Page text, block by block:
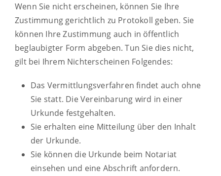
Wenn Sie nicht erscheinen, können Sie Ihre
Zustimmung gerichtlich zu Protokoll geben. Sie
können Ihre Zustimmung auch in öffentlich
beglaubigter Form abgeben. Tun Sie dies nicht,
gilt bei Ihrem Nichterscheinen Folgendes:
Das Vermittlungsverfahren findet auch ohne
Sie statt. Die Vereinbarung wird in einer
Urkunde festgehalten.
Sie erhalten eine Mitteilung über den Inhalt
der Urkunde.
Sie können die Urkunde beim Notariat
einsehen und eine Abschrift anfordern.